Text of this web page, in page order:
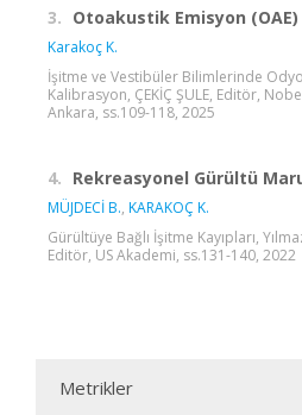
3. Otoakustik Emisyon (OAE)
Karakoç K.
İşitme ve Vestibüler Bilimlerinde
Kalibrasyon, ÇEKİÇ ŞULE, Editör,
Ankara, ss.109-118, 2025
4. Rekreasyonel Gürültü
MÜJDECİ B., KARAKOÇ K.
Gürültüye Bağlı İşitme Kayıpları,
Editör, US Akademi, ss.131-140, 2022
Metrikler